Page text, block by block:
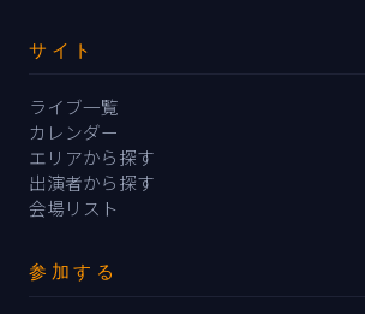
サイト
ライブ一覧
カレンダー
エリアから探す
出演者から探す
会場リスト
参加する